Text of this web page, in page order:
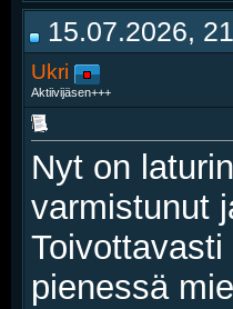
15.07.2026,
Ukri
Aktiivijäsen+++
Nyt on
varmistunut
pienessä